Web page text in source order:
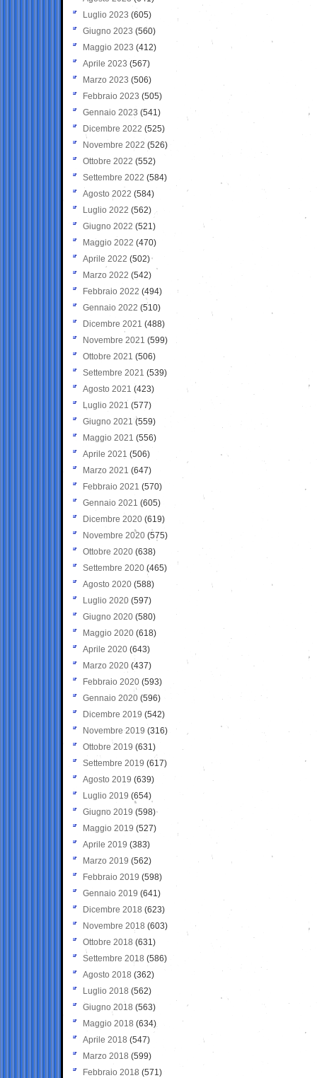
Luglio 2023 (605)
Giugno 2023 (560)
Maggio 2023 (412)
Aprile 2023 (567)
Marzo 2023 (506)
Febbraio 2023 (505)
Gennaio 2023 (541)
Dicembre 2022 (525)
Novembre 2022 (526)
Ottobre 2022 (552)
Settembre 2022 (584)
Agosto 2022 (584)
Luglio 2022 (562)
Giugno 2022 (521)
Maggio 2022 (470)
Aprile 2022 (502)
Marzo 2022 (542)
Febbraio 2022 (494)
Gennaio 2022 (510)
Dicembre 2021 (488)
Novembre 2021 (599)
Ottobre 2021 (506)
Settembre 2021 (539)
Agosto 2021 (423)
Luglio 2021 (577)
Giugno 2021(559)
Maggio 2021 (556)
Aprile 2021 (506)
Marzo 2021 (647)
Febbraio 2021 (570)
Gennaio 2021 (605)
Dicembre 2020 (619)
Novembre 2020 (575)
Ottobre 2020 (638)
Settembre 2020(465)
Agosto 2020 (588)
Luglio 2020 (597)
Giugno 2020 (580)
Maggio 2020 (618)
Aprile 2020 (643)
Marzo 2020 (437)
Febbraio 2020 (593)
Gennaio 2020 (596)
Dicembre 2019 (542)
Novembre 2019 (316)
Ottobre 2019 (631)
Settembre 2019 (617)
Agosto 2019 (639)
Luglio 2019 (654)
Giugno 2019 (598)
Maggio 2019 (527)
Aprile 2019 (383)
Marzo 2019 (562)
Febbraio 2019 (598)
Gennaio 2019 (641)
Dicembre 2018 (623)
Novembre 2018 (603)
Ottobre 2018 (631)
Settembre 2018 (586)
Agosto 2018 (362)
Luglio 2018 (562)
Giugno 2018 (563)
Maggio 2018 (634)
Aprile 2018 (547)
Marzo 2018 (599)
Febbraio 2018 (571)